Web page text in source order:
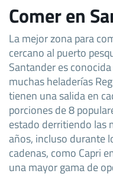
Comer en
La mejor zona para
cercano al puerto
Santander es
muchas heladerías
tienen una salida en
porciones de 8
estado derritiendo las
años, incluso durante
cadenas, como Capri
una mayor gama de